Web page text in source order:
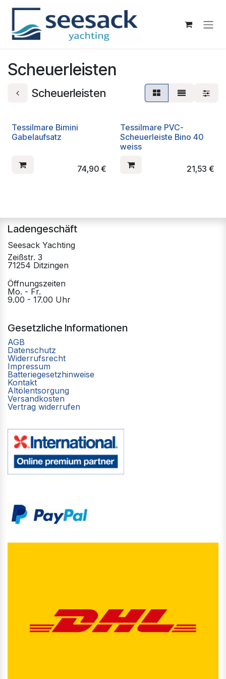
Zum Inhalt springen
Scheuerleisten
Scheuerleisten
Tessilmare Bimini
Gabelaufsatz
74,90€
Tessilmare PVC-
Scheuerleiste Bino 40
weiss
21,53 €
Ladengeschäft
Seesack Yachting
Zeißstr. 3
71254 Ditzingen
Öffnungszeiten
Mo. - Fr.
9.00 - 17.00 Uhr
Gesetzliche Informationen
AGB
Datenschutz
Widerrufsrecht
Impressum
Batteriegesetzhinweise
Kontakt
Altölentsorgung
Versandkosten
Vertrag widerrufen